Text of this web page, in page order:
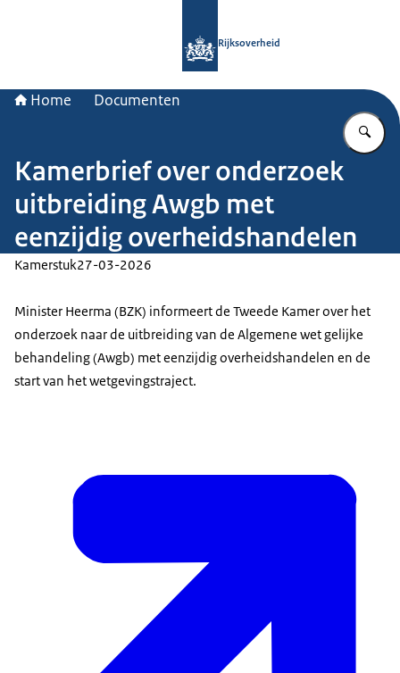
Rijksoverheid
Home Documenten
Kamerbrief over onderzoek
uitbreiding Awgb met
eenzijdig overheidshandelen
Kamerstuk27-03-2026
Minister Heerma (BZK) informeert de Tweede Kamer over het
onderzoek naar de uitbreiding van de Algemene wet gelijke
behandeling (Awgb) met eenzijdig overheidshandelen en de
start van het wetgevingstraject.